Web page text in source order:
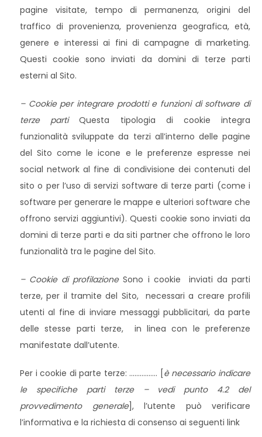
pagine visitate, tempo di permanenza, origini del
traffico di provenienza, provenienza geografica, età,
genere e interessi ai fini di campagne di marketing.
Questi cookie sono inviati da domini di terze parti
esterni al Sito.
– Cookie per integrare prodotti e funzioni di software di
terze partiQuesta tipologia di cookie integra
funzionalità sviluppate da terzi all’interno delle pagine
del Sito come le icone e le preferenze espresse nei
social network al fine di condivisione dei contenuti del
sito o per l’uso di servizi software di terze parti (come i
software per generare le mappe e ulteriori software che
offrono servizi aggiuntivi). Questi cookie sono inviati da
domini di terze parti e da siti partner che offrono le loro
funzionalità tra le pagine del Sito.
– Cookie di profilazioneSono i cookie inviati da parti
terze, per il tramite del Sito, necessari a creare profili
utenti al fine di inviare messaggi pubblicitari, da parte
delle stesse parti terze, in linea con le preferenze
manifestate dall’utente.
Per i cookie di parte terze: ……………. [è necessario indicare
le specifiche parti terze – vedi punto 4.2 del
provvedimento generale], l’utente può verificare
l’informativa e la richiesta di consenso ai seguenti link